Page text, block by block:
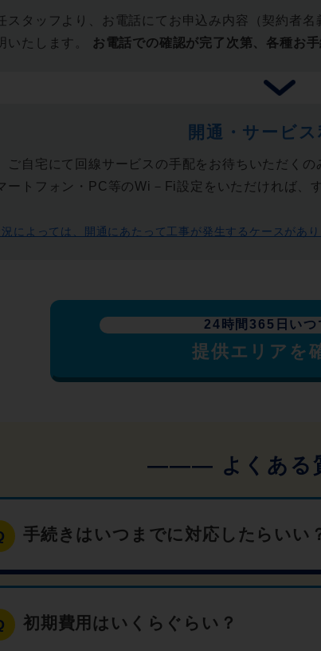
スタッフより、お電話にてお申込み内容（契約者
いたします。
お電話での確認が完了次第、各種お
開通・サービ
ご自宅にて回線サービスの手配をお待ちいただく
ートフォン・PC等のWi－Fi設定をいただければ、
によっては、開通にあたって工事が発生するケースがあり
24時間365日いつ
提供エリアを
手続きはいつまでに対応したらいい
初期費用はいくらぐらい？